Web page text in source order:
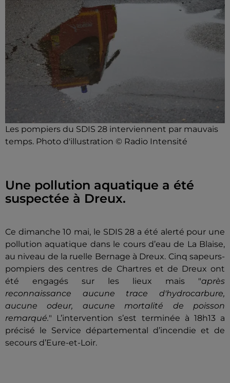
Les pompiers du SDIS 28 interviennent par mauvais
temps. Photo d'illustration © Radio Intensité
Une pollution aquatique a été
suspectée à Dreux.
Ce dimanche 10 mai, le SDIS 28 a été alerté pour une
pollution aquatique dans le cours d’eau de La Blaise,
au niveau de la ruelle Bernage à Dreux. Cinq sapeurs-
pompiers des centres de Chartres et de Dreux ont
été engagés sur les lieux mais "après
reconnaissance aucune trace d'hydrocarbure,
aucune odeur, aucune mortalité de poisson
remarqué." L’intervention s’est terminée à 18h13 a
précisé le Service départemental d’incendie et de
secours d’Eure-et-Loir.